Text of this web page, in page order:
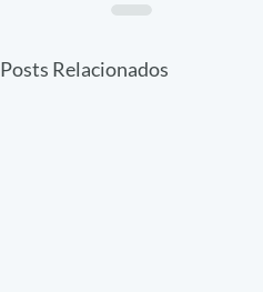
Posts Relacionados